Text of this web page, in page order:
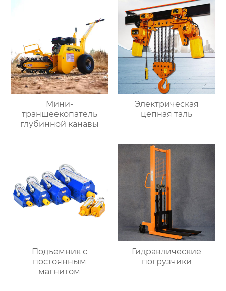
Мини-
траншеекопатель
глубинной канавы
Электрическая
цепная таль
Подъемник с
постоянным
магнитом
Гидравлические
погрузчики